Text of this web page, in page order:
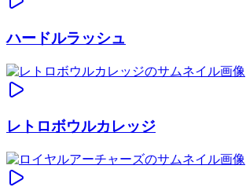
ハードルラッシュ
レトロボウルカレッジ